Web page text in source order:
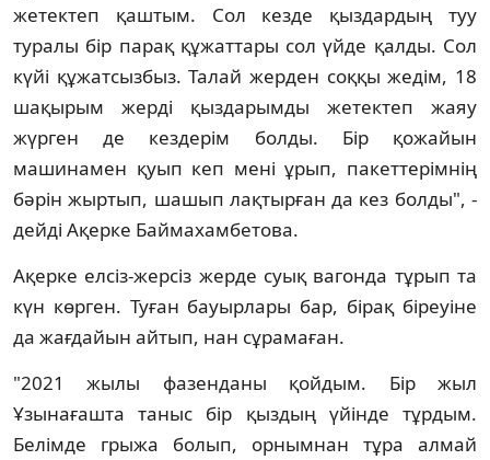
жетектеп қаштым. Сол кезде қыздардың туу
туралы бір парақ құжаттары сол үйде қалды. Сол
күйі құжатсызбыз. Талай жерден соққы жедім, 18
шақырым жерді қыздарымды жетектеп жаяу
жүрген де кездерім болды. Бір қожайын
машинамен қуып кеп мені ұрып, пакеттерімнің
бәрін жыртып, шашып лақтырған да кез болды", -
дейді Ақерке Баймахамбетова.
Ақерке елсіз-жерсіз жерде суық вагонда тұрып та
күн көрген. Туған бауырлары бар, бірақ біреуіне
да жағдайын айтып, нан сұрамаған.
"2021 жылы фазенданы қойдым. Бір жыл
Ұзынағашта таныс бір қыздың үйінде тұрдым.
Белімде грыжа болып, орнымнан тұра алмай